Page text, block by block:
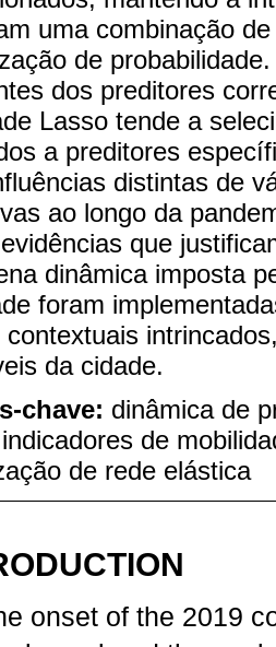
uma combinação
de
dos preditores
Lasso tende a
a preditores
distintas de
ao longo da
que
dinâmica imposta
foram
​​da cidade.
chave: dinâmica de
de
de rede elástica
onset of the 2019